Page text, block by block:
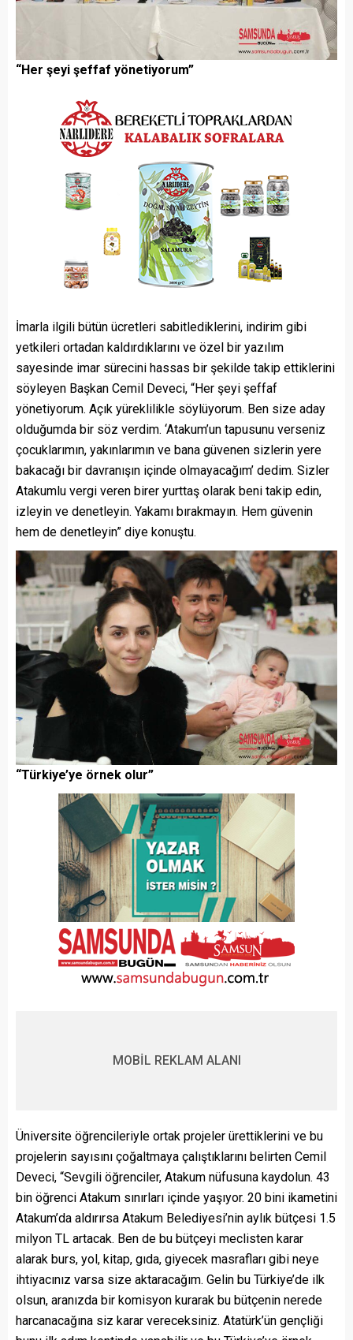
“Her şeyi şeffaf yönetiyorum”
İmarla ilgili bütün ücretleri sabitlediklerini, indirim gibi
yetkileri ortadan kaldırdıklarını ve özel bir yazılım
sayesinde imar sürecini hassas bir şekilde takip ettiklerini
söyleyen Başkan Cemil Deveci, “Her şeyi şeffaf
yönetiyorum. Açık yüreklilikle söylüyorum. Ben size aday
olduğumda bir söz verdim. ‘Atakum’un tapusunu verseniz
çocuklarımın, yakınlarımın ve bana güvenen sizlerin yere
bakacağı bir davranışın içinde olmayacağım’ dedim. Sizler
Atakumlu vergi veren birer yurttaş olarak beni takip edin,
izleyin ve denetleyin. Yakamı bırakmayın. Hem güvenin
hem de denetleyin” diye konuştu.
“Türkiye’ye örnek olur”
MOBİL REKLAM ALANI
Üniversite öğrencileriyle ortak projeler ürettiklerini ve bu
projelerin sayısını çoğaltmaya çalıştıklarını belirten Cemil
Deveci, “Sevgili öğrenciler, Atakum nüfusuna kaydolun. 43
bin öğrenci Atakum sınırları içinde yaşıyor. 20 bini ikametini
Atakum’da aldırırsa Atakum Belediyesi’nin aylık bütçesi 1.5
milyon TL artacak. Ben de bu bütçeyi meclisten karar
alarak burs, yol, kitap, gıda, giyecek masrafları gibi neye
ihtiyacınız varsa size aktaracağım. Gelin bu Türkiye’de ilk
olsun, aranızda bir komisyon kurarak bu bütçenin nerede
harcanacağına siz karar vereceksiniz. Atatürk’ün gençliği